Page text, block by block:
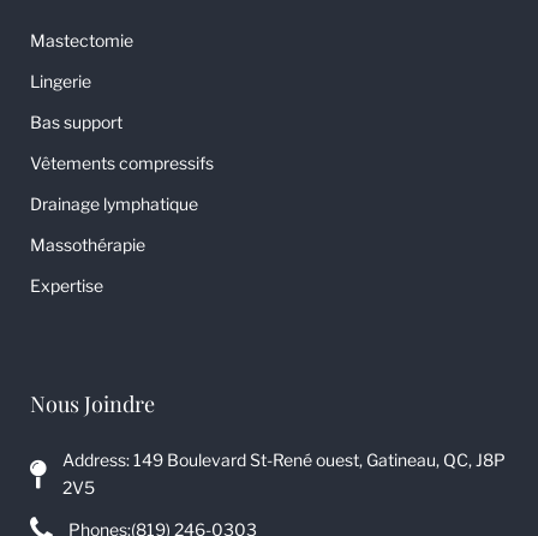
Mastectomie
Lingerie
Bas support
Vêtements compressifs
Drainage lymphatique
Massothérapie
Expertise
Nous Joindre
Address: 149 Boulevard St-René ouest, Gatineau, QC, J8P
2V5
Phones:(819) 246-0303